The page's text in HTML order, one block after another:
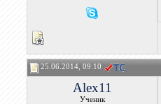
25.06.2014, 09:10
Alex11
Ученик